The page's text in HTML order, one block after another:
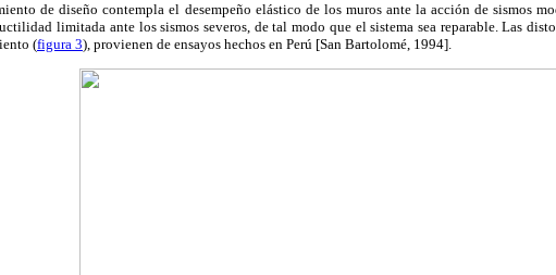
de diseño contempla el desempeño elástico de los muros ante la acción de sismos
limitada ante los sismos severos, de tal modo que el sistema sea reparable. Las
(figura 3), provienen de ensayos hechos en Perú [San Bartolomé, 1994].